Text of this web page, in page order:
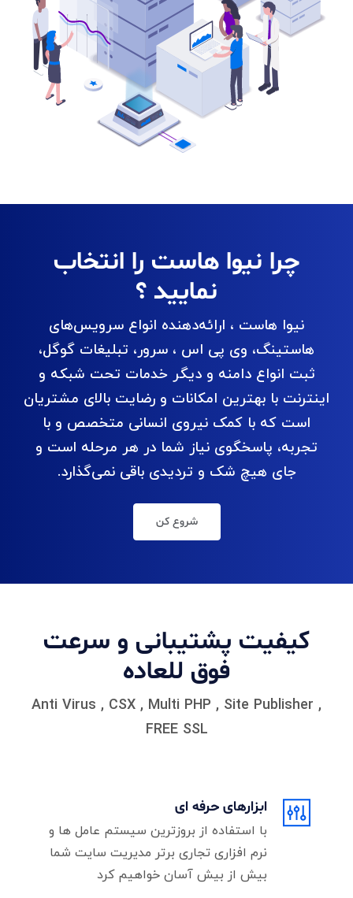
چرا نیوا هاست را انتخاب
نمایید ؟
نیوا هاست ، ارائه‌دهنده انواع سرویس‌های
هاستینگ، وی پی اس ، سرور، تبلیغات گوگل،
ثبت انواع دامنه و دیگر خدمات تحت شبکه و
اینترنت با بهترین امکانات و رضایت بالای مشتریان
است که با کمک نیروی انسانی متخصص و با
تجربه، پاسخگوی نیاز شما در هر مرحله است و
جای هیچ شک و تردیدی باقی نمی‌گذارد.
شروع کن
کیفیت پشتیبانی و سرعت
فوق للعاده
Anti Virus , CSX , Multi PHP , Site Publisher ,
FREE SSL
ابزارهای حرفه ای
با استفاده از بروزترین سیستم عامل ها و
نرم افزاری تجاری برتر مدیریت سایت شما
بیش از بیش آسان خواهیم کرد